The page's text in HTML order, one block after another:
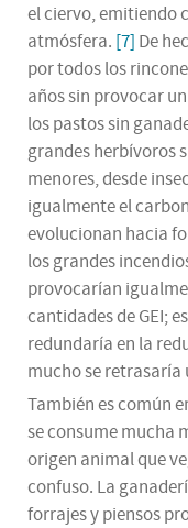
el ciervo, emitiendo
atmósfera. [7] De
por todos los
años sin provocar
los pastos sin
grandes herbívoros
menores, desde
igualmente el
evolucionan hacia
los grandes
provocarían
cantidades de GEI;
redundaría en la
mucho se retrasaría
También es común
se consume mucha
origen animal que
confuso. La
forrajes y piensos